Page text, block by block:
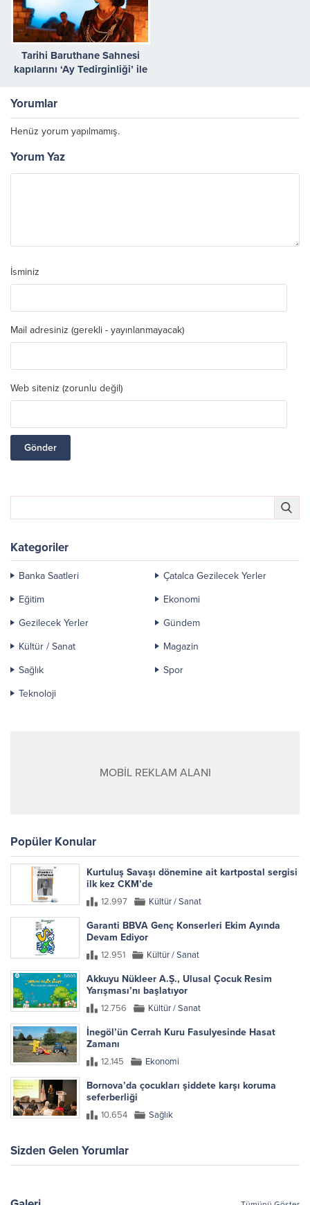
Tarihi Baruthane Sahnesi
kapılarını ‘Ay Tedirginliği’ ile
Yorumlar
Henüz yorum yapılmamış.
Yorum Yaz
İsminiz
Mail adresiniz (gerekli - yayınlanmayacak)
Web siteniz (zorunlu değil)
Kategoriler
Banka Saatleri
Çatalca Gezilecek Yerler
Eğitim
Ekonomi
Gezilecek Yerler
Gündem
Kültür / Sanat
Magazin
Sağlık
Spor
Teknoloji
MOBİL REKLAM ALANI
Popüler Konular
Kurtuluş Savaşı dönemine ait kartpostal sergisi
ilk kez CKM’de
12.997 Kültür / Sanat
Garanti BBVA Genç Konserleri Ekim Ayında
Devam Ediyor
12.951 Kültür / Sanat
Akkuyu Nükleer A.Ş., Ulusal Çocuk Resim
Yarışması’nı başlatıyor
12.756 Kültür / Sanat
İnegöl’ün Cerrah Kuru Fasulyesinde Hasat
Zamanı
12.145 Ekonomi
Bornova’da çocukları şiddete karşı koruma
seferberliği
10.654 Sağlık
Sizden Gelen Yorumlar